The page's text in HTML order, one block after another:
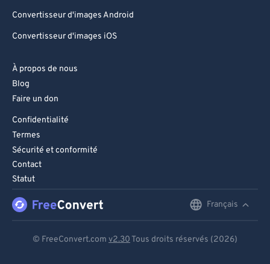
Convertisseur d'images Android
Convertisseur d'images iOS
À propos de nous
Blog
Faire un don
Confidentialité
Termes
Sécurité et conformité
Contact
Statut
Français
© FreeConvert.com v2.30 Tous droits réservés (2026)